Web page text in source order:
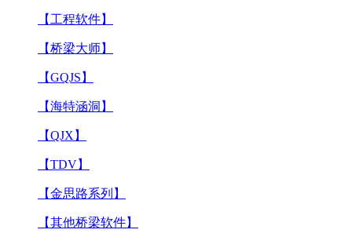
【工程软件】
【桥梁大师】
【GQJS】
【海特涵洞】
【QJX】
【TDV】
【金思路系列】
【其他桥梁软件】